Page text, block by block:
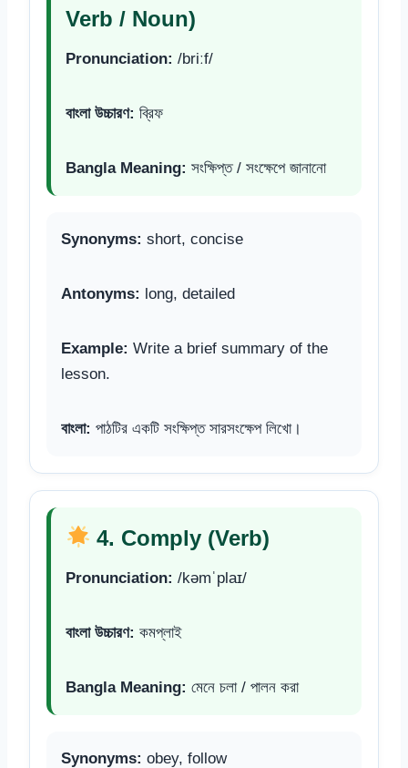
Verb / Noun)
Pronunciation: /briːf/
বাংলা উচ্চারণ: ব্রিফ
Bangla Meaning: সংক্ষিপ্ত / সংক্ষেপে জানানো
Synonyms: short, concise
Antonyms: long, detailed
Example: Write a brief summary of the
lesson.
বাংলা: পাঠটির একটি সংক্ষিপ্ত সারসংক্ষেপ লিখো।
4. Comply (Verb)
Pronunciation: /kəmˈplaɪ/
বাংলা উচ্চারণ: কমপ্লাই
Bangla Meaning: মেনে চলা / পালন করা
Synonyms: obey, follow